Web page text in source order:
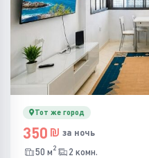
Тот же город
350
за ночь
50 м2 2 комн.